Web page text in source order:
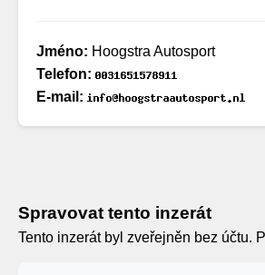
Jméno: Hoogstra Autosport
Telefon:
E-mail:
Spravovat tento inzerát
Tento inzerát byl zveřejněn bez účtu.